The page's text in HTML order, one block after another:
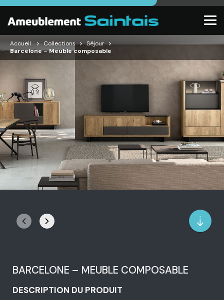
Accueil Collections
Séjour
Barcelone – Meuble composable
BARCELONE – MEUBLE COMPOSABLE
DESCRIPTION DU PRODUIT